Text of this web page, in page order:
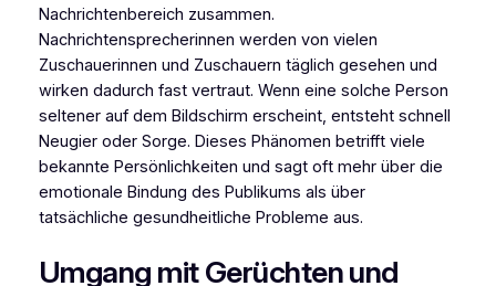
Nachrichtenbereich zusammen.
Nachrichtensprecherinnen werden von vielen
Zuschauerinnen und Zuschauern täglich gesehen und
wirken dadurch fast vertraut. Wenn eine solche Person
seltener auf dem Bildschirm erscheint, entsteht schnell
Neugier oder Sorge. Dieses Phänomen betrifft viele
bekannte Persönlichkeiten und sagt oft mehr über die
emotionale Bindung des Publikums als über
tatsächliche gesundheitliche Probleme aus.
Umgang mit Gerüchten und